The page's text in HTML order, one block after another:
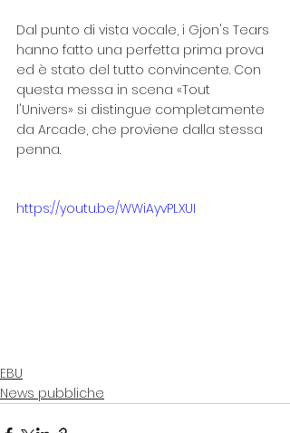
Dal punto di vista vocale, i Gjon's Tears
hanno fatto una perfetta prima prova
ed è stato del tutto convincente. Con
questa messa in scena «Tout
l'Univers» si distingue completamente
da Arcade, che proviene dalla stessa
penna.
https://youtu.be/WWiAyvPLXUI
EBU
News pubbliche